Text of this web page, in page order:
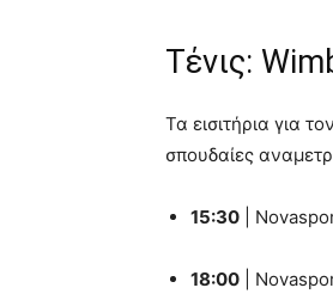
Τένις:
Τα εισιτήρια για
σπουδαίες
15:30 |
18:00 |